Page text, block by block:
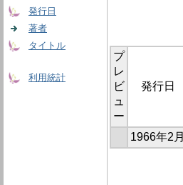
発行日
著者
タイトル
利用統計
プ
レ
ビ
ュ
ー
発行日
1966年2月